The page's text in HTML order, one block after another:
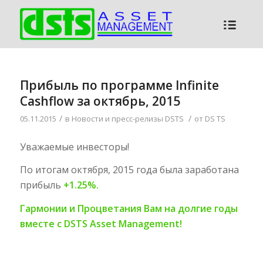
Прибыль по программе Infinite
Cashflow за октябрь, 2015
05.11.2015 / в Новости и пресс-релизы DSTS / от DS TS
Уважаемые инвесторы!
По итогам октября, 2015 года была заработана
прибыль +1.25%.
Гармонии и Процветания Вам на долгие годы
вместе с DSTS Asset Management!